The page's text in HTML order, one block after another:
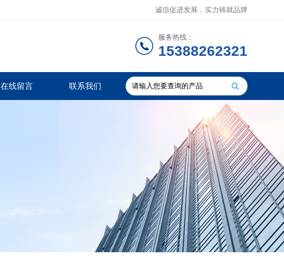
诚信促进发展，实力铸就品牌
服务热线：
15388262321
在线留言 联系我们